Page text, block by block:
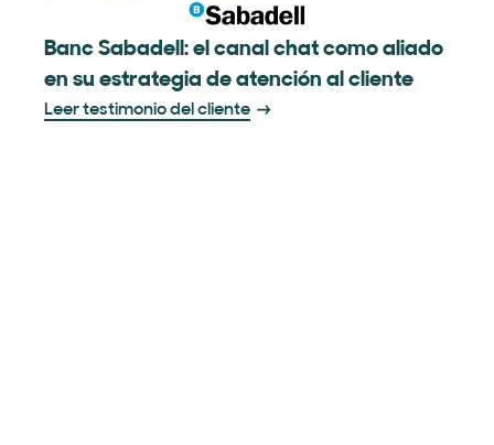
Banc Sabadell: el canal chat como aliado
en su estrategia de atención al cliente
Leer testimonio del cliente